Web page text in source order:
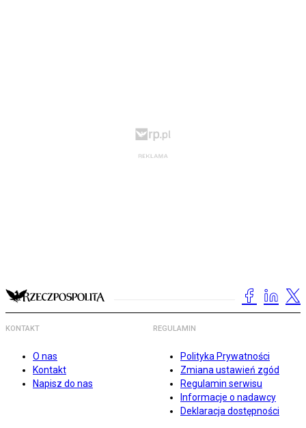
KONTAKT
O nas
Kontakt
Napisz do nas
REGULAMIN
Polityka Prywatności
Zmiana ustawień zgód
Regulamin serwisu
Informacje o nadawcy
Deklaracja dostępności